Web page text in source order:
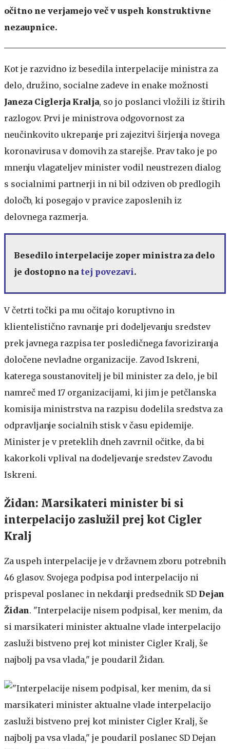
očitno ne verjamejo več v uspeh konstruktivne
nezaupnice.
Kot je razvidno iz besedila interpelacije ministra za
delo, družino, socialne zadeve in enake možnosti
Janeza Ciglerja Kralja, so jo poslanci vložili iz štirih
razlogov. Prvi je ministrova odgovornost za
neučinkovito ukrepanje pri zajezitvi širjenja novega
koronavirusa v domovih za starejše. Prav tako je po
mnenju vlagateljev minister vodil neustrezen dialog
s socialnimi partnerji in ni bil odziven ob predlogih
določb, ki posegajo v pravice zaposlenih iz
delovnega razmerja.
Besedilo interpelacije zoper ministra za delo
je dostopno na tej povezavi.
V četrti točki pa mu očitajo koruptivno in
klientelistično ravnanje pri dodeljevanju sredstev
prek javnega razpisa ter posledičnega favoriziranja
določene nevladne organizacije. Zavod Iskreni,
katerega soustanovitelj je bil minister za delo, je bil
namreč med 17 organizacijami, ki jim je petčlanska
komisija ministrstva na razpisu dodelila sredstva za
odpravljanje socialnih stisk v času epidemije.
Minister je v preteklih dneh zavrnil očitke, da bi
kakorkoli vplival na dodeljevanje sredstev Zavodu
Iskreni.
Židan: Marsikateri minister bi si
interpelacijo zaslužil prej kot Cigler
Kralj
Za uspeh interpelacije je v državnem zboru potrebnih
46 glasov. Svojega podpisa pod interpelacijo ni
prispeval poslanec in nekdanji predsednik SD Dejan
Židan. "Interpelacije nisem podpisal, ker menim, da
si marsikateri minister aktualne vlade interpelacijo
zasluži bistveno prej kot minister Cigler Kralj, še
najbolj pa vsa vlada," je poudaril Židan.